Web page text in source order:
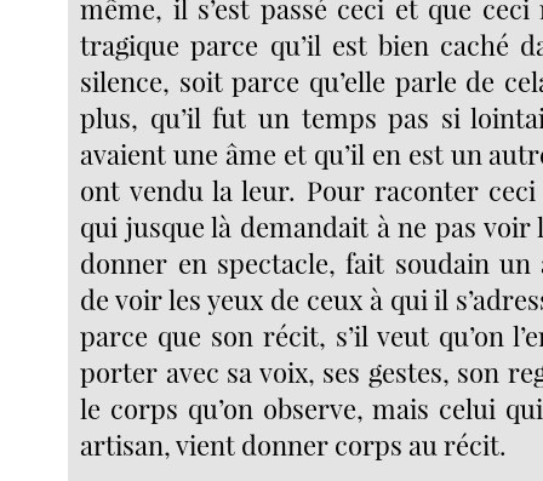
même, il s’est passé ceci et que ceci
tragique parce qu’il est bien caché
silence, soit parce qu’elle parle de
plus, qu’il fut un temps pas si
avaient une âme et qu’il en est un
ont vendu la leur. Pour raconter ceci
qui jusque là demandait à ne pas
donner en spectacle, fait soudain
de voir les yeux de ceux à qui il
parce que son récit, s’il veut qu’on
porter avec sa voix, ses gestes, son
le corps qu’on observe, mais celui
artisan, vient donner corps au récit.